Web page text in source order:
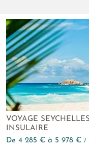
spa, parcours de
Constance Lémuria,
VOYAGE
INSULAIRE
de 4 285 € à 5 978 € /